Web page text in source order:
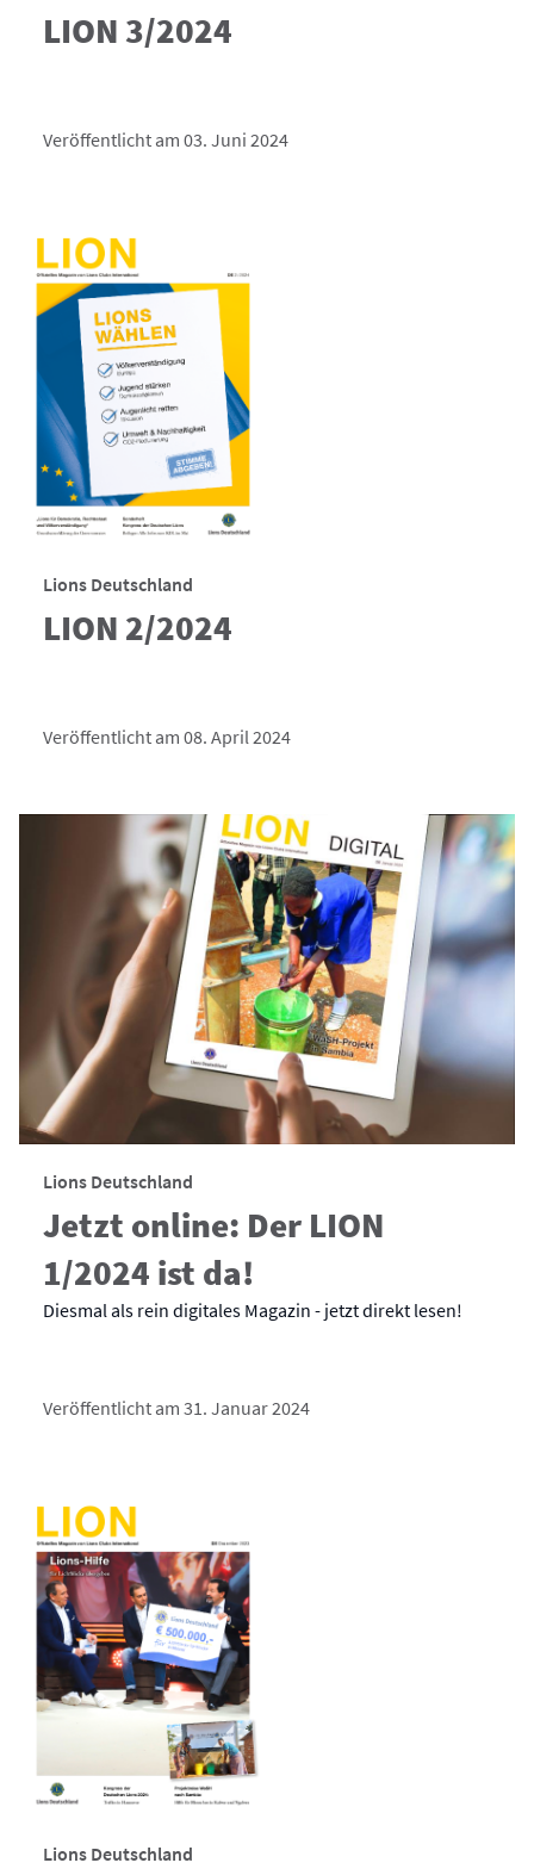
LION 3/2024
Veröffentlicht am 03. Juni 2024
Lions Deutschland
LION 2/2024
Veröffentlicht am 08. April 2024
Lions Deutschland
Jetzt online: Der LION
1/2024 ist da!
Diesmal als rein digitales Magazin - jetzt direkt lesen!
Veröffentlicht am 31. Januar 2024
Lions Deutschland